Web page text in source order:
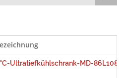
Ultratiefkühlschrank-MD-86L108-